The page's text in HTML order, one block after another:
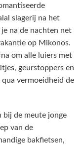
slagerij na het
na de nachten net
op Mikonos.
om alle luiers met
geurstoppers en
vermoeidheid de
bij de meute jonge
van de
bakfietsen,